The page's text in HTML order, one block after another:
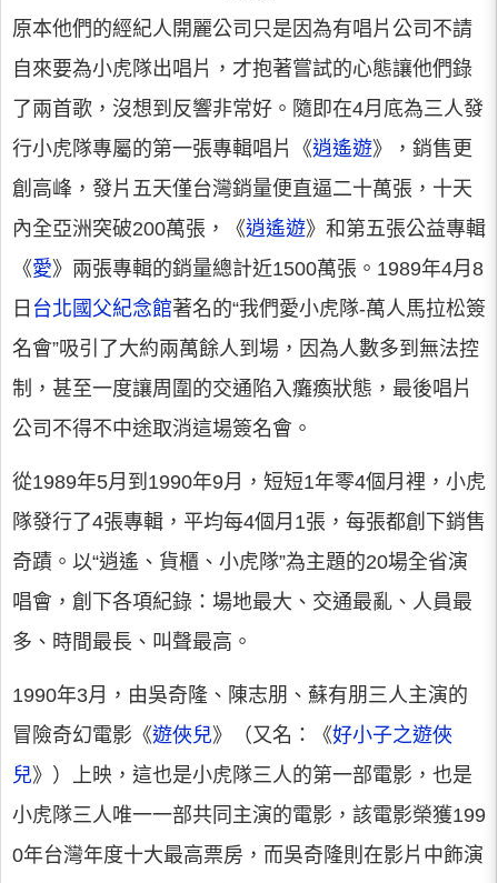
原本他們的經紀人開麗公司只是因為有唱片公司不請
自來要為小虎隊出唱片，才抱著嘗試的心態讓他們錄
了兩首歌，沒想到反響非常好。隨即在4月底為三人發
行小虎隊專屬的第一張專輯唱片《逍遙遊》，銷售更
創高峰，發片五天僅台灣銷量便直逼二十萬張，十天
內全亞洲突破200萬張，《逍遙遊》和第五張公益專輯
《愛》兩張專輯的銷量總計近1500萬張。1989年4月8
日 台北國父紀念館著名的“我們愛小虎隊-萬人馬拉松簽
名會”吸引了大約兩萬餘人到場，因為人數多到無法控
制，甚至一度讓周圍的交通陷入癱瘓狀態，最後唱片
公司不得不中途取消這場簽名會。
從1989年5月到1990年9月，短短1年零4個月裡，小虎
隊發行了4張專輯，平均每4個月1張，每張都創下銷售
奇蹟。以“逍遙、貨櫃、小虎隊”為主題的20場全省演
唱會，創下各項紀錄：場地最大、交通最亂、人員最
多、時間最長、叫聲最高。
1990年3月，由吳奇隆、陳志朋、蘇有朋三人主演的
冒險奇幻電影《遊俠兒》（又名：《好小子之遊俠
兒》）上映，這也是小虎隊三人的第一部電影，也是
小虎隊三人唯一一部共同主演的電影，該電影榮獲199
0年台灣年度十大最高票房，而吳奇隆則在影片中飾演